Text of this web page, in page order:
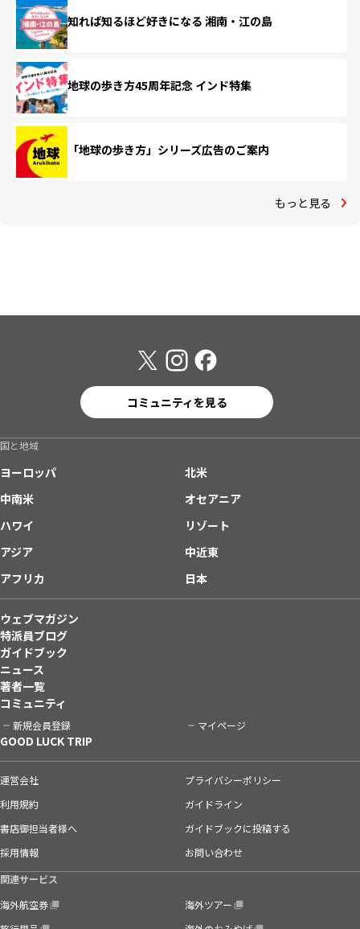
知れば知るほど好きになる 湘南・江の島
地球の歩き方45周年記念 インド特集
「地球の歩き方」シリーズ広告のご案内
もっと見る
コミュニティを見る
国と地域
ヨーロッパ
北米
中南米
オセアニア
ハワイ
リゾート
アジア
中近東
アフリカ
日本
ウェブマガジン
特派員ブログ
ガイドブック
ニュース
著者一覧
コミュニティ
新規会員登録 マイページ
GOOD LUCK TRIP
運営会社
プライバシーポリシー
利用規約
ガイドライン
書店御担当者様へ
ガイドブックに投稿する
採用情報
お問い合わせ
関連サービス
海外航空券
海外ツアー